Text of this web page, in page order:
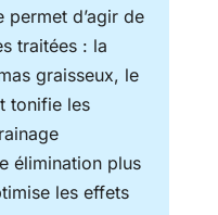
permet d’agir de
traitées : la
graisseux, le
tonifie les
élimination plus
les effets